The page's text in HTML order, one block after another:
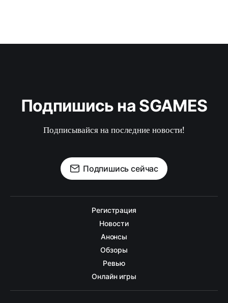
Подпишись на SGAMES
Подписывайся на последние новости!
Подпишись сейчас
Регистрация
Новости
Анонсы
Обзоры
Ревью
Онлайн игры